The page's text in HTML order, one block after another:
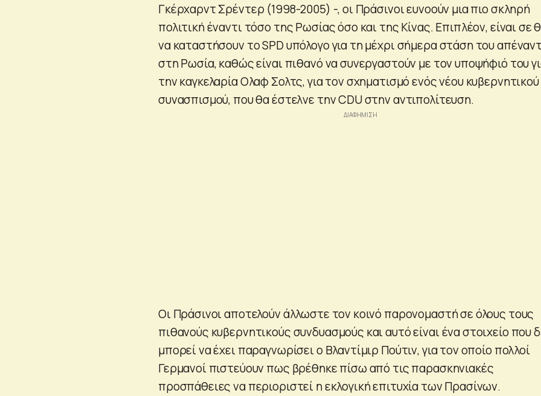
Γκέρχαρντ Σρέντερ (1998-2005) -, οι Πράσινοι ευνοούν μια πιο σκληρή
πολιτική έναντι τόσο της Ρωσίας όσο και της Κίνας. Επιπλέον, είναι σε
να καταστήσουν το SPD υπόλογο για τη μέχρι σήμερα στάση του
στη Ρωσία, καθώς είναι πιθανό να συνεργαστούν με τον υποψήφιό του
την καγκελαρία Ολαφ Σολτς, για τον σχηματισμό ενός νέου κυβερνητικού
συνασπισμού, που θα έστελνε την CDU στην αντιπολίτευση.
Οι Πράσινοι αποτελούν άλλωστε τον κοινό παρονομαστή σε όλους τους
πιθανούς κυβερνητικούς συνδυασμούς και αυτό είναι ένα στοιχείο που
μπορεί να έχει παραγνωρίσει ο Βλαντίμιρ Πούτιν, για τον οποίο πολλοί
Γερμανοί πιστεύουν πως βρέθηκε πίσω από τις παρασκηνιακές
προσπάθειες να περιοριστεί η εκλογική επιτυχία των Πρασίνων.